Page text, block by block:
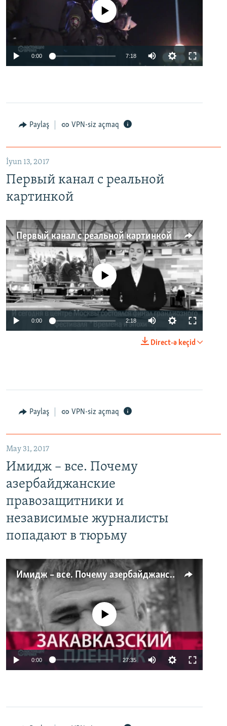
No media source currently available
0:00 7:18
Paylaş VPN-siz açmaq
İyun 13, 2017
Первый канал с реальной
картинкой
Первый канал с реальной картинкой
No media source currently available
0:00 2:18
Direct-ə keçid
Paylaş VPN-siz açmaq
May 31, 2017
Имидж – все. Почему
азербайджанские
правозащитники и
независимые журналисты
попадают в тюрьму
Имидж – все. Почему азербайджанские правозащитники и независимые журналисты попадают в тюрьму
No media source currently available
0:00 27:35